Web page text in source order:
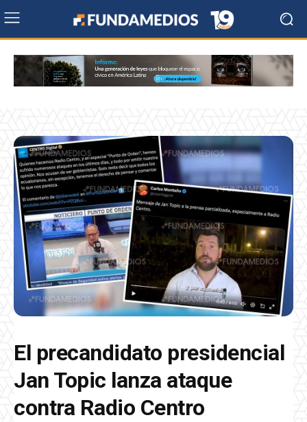
El precandidato presidencial
Jan Topic lanza ataque
contra Radio Centro